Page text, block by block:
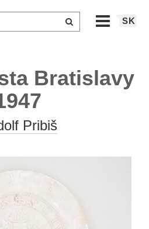
SK
Bratislavy
Pribiš